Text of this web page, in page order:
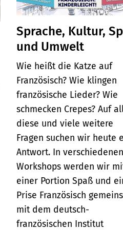
Sprache, Kultur,
und Umwelt
Wie heißt die Katze auf
Französisch? Wie klingen
französische Lieder? Wie
schmecken Crepes? Auf
diese und viele weitere
Fragen suchen wir heute
Antwort. In
Workshops werden wir
einer Portion Spaß und
Prise Französisch
mit dem deutsch-
französischen Institut